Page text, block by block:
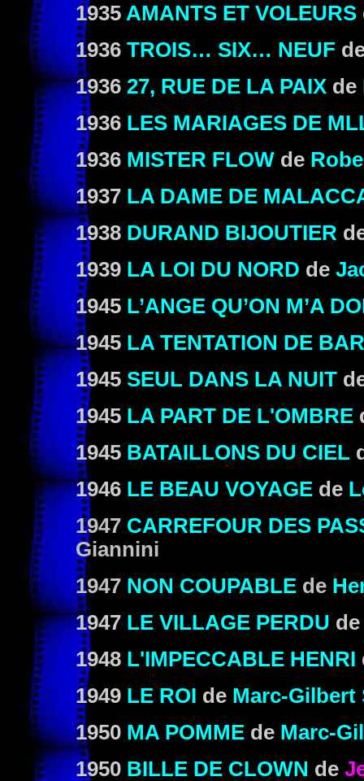
1935 AMANTS ET VOLEURS
1936 TROIS… SIX… NEUF
1936 27, RUE DE LA PAIX de
1936 LES MARIAGES DE
1936 MISTER FLOW de
1937 LA DAME DE
1938 DURAND BIJOUTIER
1939 LA LOI DU NORD de
1945 L’ANGE QU’ON M’A
1945 LA TENTATION DE
1945 SEUL DANS LA NUIT
1945 LA PART DE L'OMBRE
1945 BATAILLONS DU CIEL
1946 LE BEAU VOYAGE de
1947 CARREFOUR DES
Giannini
1947 NON COUPABLE de
1947 LE VILLAGE PERDU
1948 L'IMPECCABLE HENRI
1949 LE ROI de Marc-Gilbert
1950 MA POMME de Marc-
1950 BILLE DE CLOWN de